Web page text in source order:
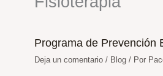
Programa de Prevención
Deja un comentario / Blog / Por